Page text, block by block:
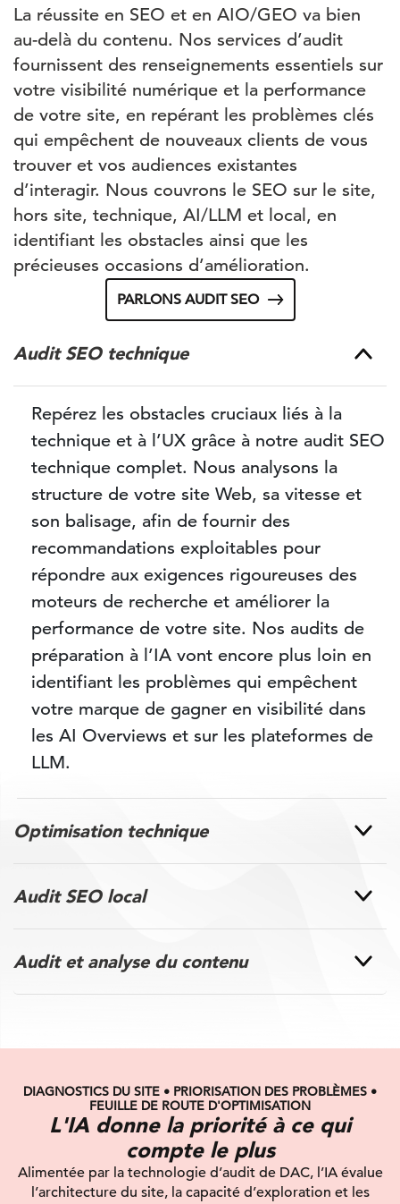
La réussite en SEO et en AIO/GEO va bien
au-delà du contenu. Nos services d’audit
fournissent des renseignements essentiels sur
votre visibilité numérique et la performance
de votre site, en repérant les problèmes clés
qui empêchent de nouveaux clients de vous
trouver et vos audiences existantes
d’interagir. Nous couvrons le SEO sur le site,
hors site, technique, AI/LLM et local, en
identifiant les obstacles ainsi que les
précieuses occasions d’amélioration.
PARLONS AUDIT SEO
Audit SEO technique
Repérez les obstacles cruciaux liés à la
technique et à l’UX grâce à notre audit SEO
technique complet. Nous analysons la
structure de votre site Web, sa vitesse et
son balisage, afin de fournir des
recommandations exploitables pour
répondre aux exigences rigoureuses des
moteurs de recherche et améliorer la
performance de votre site. Nos audits de
préparation à l’IA vont encore plus loin en
identifiant les problèmes qui empêchent
votre marque de gagner en visibilité dans
les AI Overviews et sur les plateformes de
LLM.
Optimisation technique
Audit SEO local
Audit et analyse du contenu
DIAGNOSTICS DU SITE • PRIORISATION DES PROBLÈMES •
FEUILLE DE ROUTE D'OPTIMISATION
L'IA donne la priorité à ce qui
compte le plus
Alimentée par la technologie d’audit de DAC, l’IA évalue
l’architecture du site, la capacité d’exploration et les